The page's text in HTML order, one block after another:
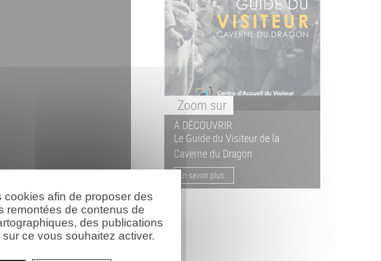
Zoom sur
À DÉCOUVRIR
Le Guide du Visiteur de la
Caverne du Dragon
En savoir plus...
afin de proposer des
remontées de contenus de
des publications
ce vous souhaitez activer.